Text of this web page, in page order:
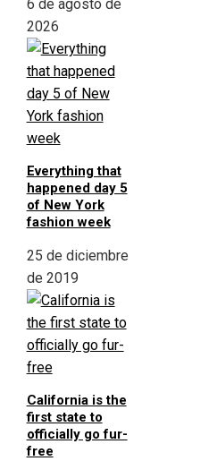
6 de agosto de
2026
Everything that
happened day 5
of New York
fashion week
25 de diciembre
de 2019
California is the
first state to
officially go fur-
free